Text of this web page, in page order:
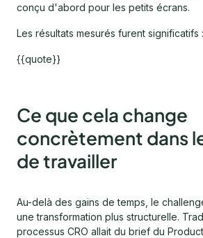
conçu d'abord pour les petits écrans.
Les résultats mesurés furent significatifs :
{{quote}}
Ce que cela change
concrètement dans
de travailler
Au-delà des gains de temps, le
une transformation plus structurelle.
processus CRO allait du brief du